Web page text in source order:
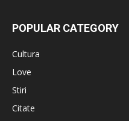
POPULAR CATEGORY
Cultura
Love
Stiri
Citate